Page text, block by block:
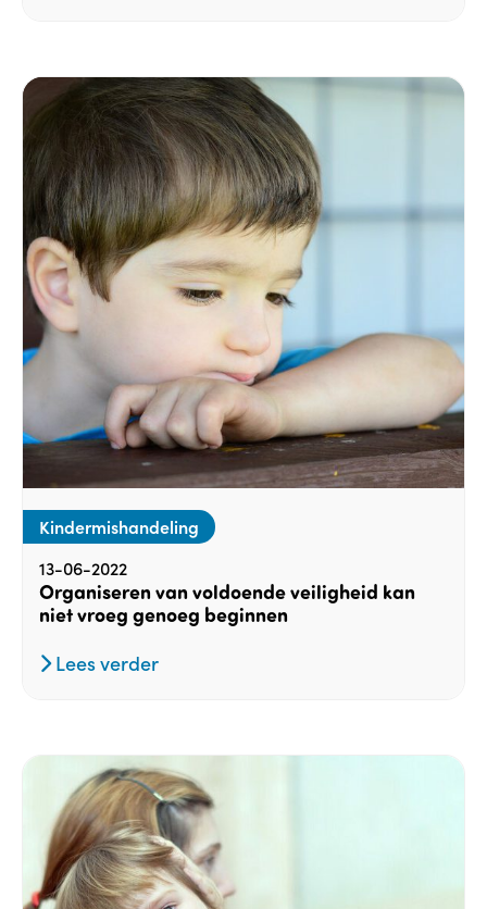
Kindermishandeling
13-06-2022
Organiseren van voldoende veiligheid kan
niet vroeg genoeg beginnen
Lees verder